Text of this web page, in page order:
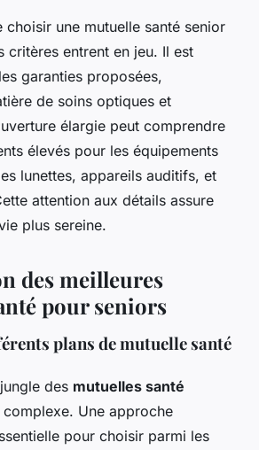
une mutuelle santé senior
critères entrent en jeu. Il est
garanties proposées,
de soins optiques et
élargie peut comprendre
élevés pour les équipements
lunettes, appareils auditifs, et
attention aux détails assure
plus sereine.
des meilleures
pour seniors
plans de mutuelle santé
des mutuelles santé
complexe. Une approche
pour choisir parmi les